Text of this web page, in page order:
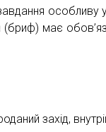
особливу
(бриф) має
захід,